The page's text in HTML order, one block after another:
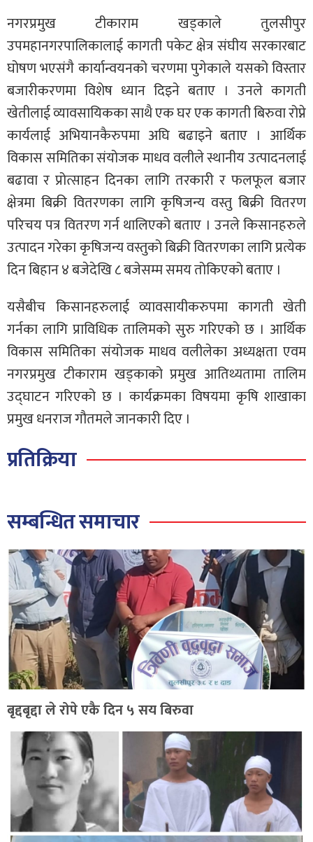
नगरप्रमुख टीकाराम खड्काले तुलसीपुर
उपमहानगरपालिकालाई कागती पकेट क्षेत्र संघीय सरकारबाट
घोषण भएसंगै कार्यान्वयनको चरणमा पुगेकाले यसको विस्तार
बजारीकरणमा विशेष ध्यान दिइने बताए । उनले कागती
खेतीलाई व्यावसायिकका साथै एक घर एक कागती बिरुवा रोप्ने
कार्यलाई अभियानकैरुपमा अघि बढाइने बताए । आर्थिक
विकास समितिका संयोजक माधव वलीले स्थानीय उत्पादनलाई
बढावा र प्रोत्साहन दिनका लागि तरकारी र फलफूल बजार
क्षेत्रमा बिक्री वितरणका लागि कृषिजन्य वस्तु बिक्री वितरण
परिचय पत्र वितरण गर्न थालिएको बताए । उनले किसानहरुले
उत्पादन गरेका कृषिजन्य वस्तुको बिक्री वितरणका लागि प्रत्येक
दिन बिहान ४ बजेदेखि ८ बजेसम्म समय तोकिएको बताए ।
यसैबीच किसानहरुलाई व्यावसायीकरुपमा कागती खेती
गर्नका लागि प्राविधिक तालिमको सुरु गरिएको छ । आर्थिक
विकास समितिका संयोजक माधव वलीलेका अध्यक्षता एवम
नगरप्रमुख टीकाराम खड्काको प्रमुख आतिथ्यतामा तालिम
उद्घाटन गरिएको छ । कार्यक्रमका विषयमा कृषि शाखाका
प्रमुख धनराज गौतमले जानकारी दिए ।
प्रतिक्रिया
सम्बन्धित समाचार
बृद्दबृद्दा ले रोपे एकै दिन ५ सय बिरुवा